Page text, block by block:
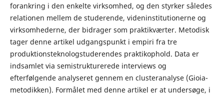
forankring i den enkelte virksomhed, og den styrker således
relationen mellem de studerende, videninstitutionerne og
virksomhederne, der bidrager som praktikværter. Metodisk
tager denne artikel udgangspunkt i empiri fra tre
produktionsteknologstuderendes praktikophold. Data er
indsamlet via semistrukturerede interviews og
efterfølgende analyseret gennem en clusteranalyse (Gioia-
metodikken). Formålet med denne artikel er at undersøge, i